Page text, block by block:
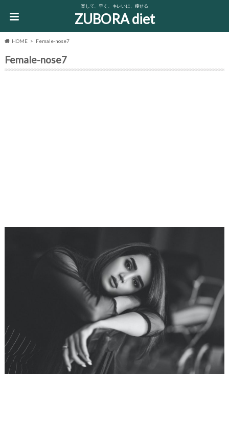
楽して、早く、キレいに、痩せる
ZUBORA diet
HOME Female-nose7
Female-nose7